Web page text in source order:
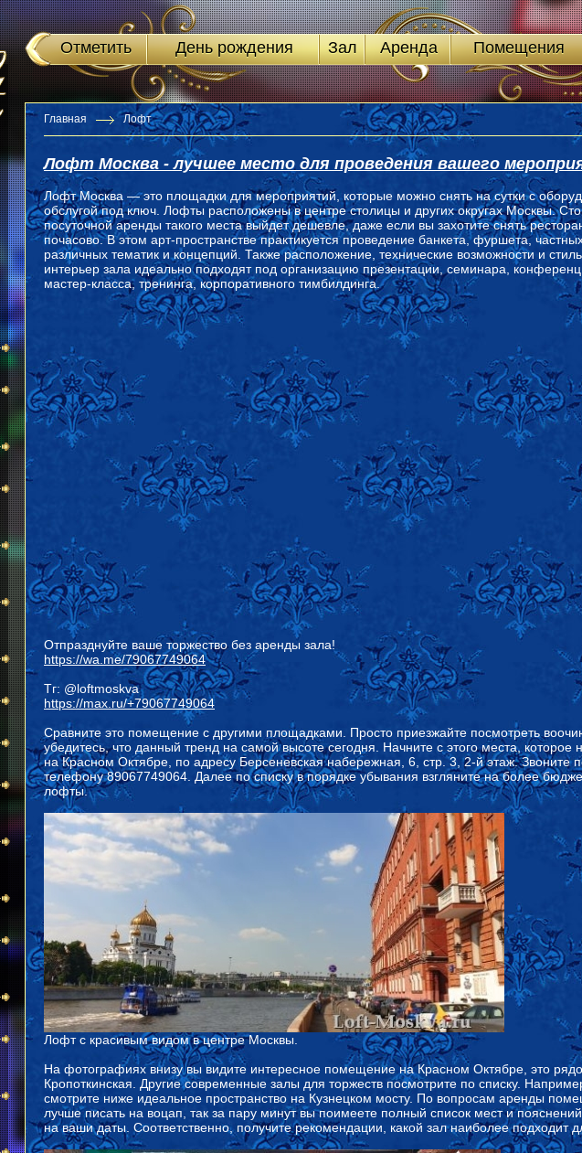
Отметить День рождения Зал Аренда Помещения
Главная Лофт
Лофт Москва - лучшее место для проведения вашего
Лофт Москва — это площадки для мероприятий, которые можно снять на сутки с
обслугой под ключ. Лофты расположены в центре столицы и других округах Москвы.
посуточной аренды такого места выйдет дешевле, даже если вы захотите снять
почасово. В этом арт-пространстве практикуется проведение банкета, фуршета,
различных тематик и концепций. Также расположение, технические возможности и
интерьер зала идеально подходят под организацию презентации, семинара,
мастер-класса, тренинга, корпоративного тимбилдинга.
Отпразднуйте ваше торжество без аренды зала!
https://wa.me/79067749064
Тг: @loftmoskva
https://max.ru/+79067749064
Сравните это помещение с другими площадками. Просто приезжайте посмотреть
убедитесь, что данный тренд на самой высоте сегодня. Начните с этого места, которое
на Красном Октябре, по адресу Берсеневская набережная, 6, стр. 3, 2-й этаж. Звоните
телефону 89067749064. Далее по списку в порядке убывания взгляните на более
лофты.
Лофт с красивым видом в центре Москвы.
На фотографиях внизу вы видите интересное помещение на Красном Октябре, это
Кропоткинская. Другие современные залы для торжеств посмотрите по списку.
смотрите ниже идеальное пространство на Кузнецком мосту. По вопросам аренды
лучше писать на воцап, так за пару минут вы поимеете полный список мест и
на ваши даты. Соответственно, получите рекомендации, какой зал наиболее подходит